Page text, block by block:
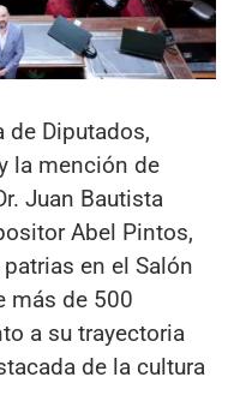
de Diputados,
la mención de
Juan Bautista
Abel Pintos,
en el Salón
más de 500
a su trayectoria
de la cultura